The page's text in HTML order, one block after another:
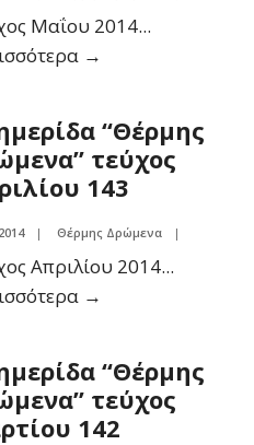
Μαΐου 2014...
→
“Θέρμης
τεύχος
143
| Θέρμης Δρώμενα |
Απριλίου 2014...
→
“Θέρμης
τεύχος
142